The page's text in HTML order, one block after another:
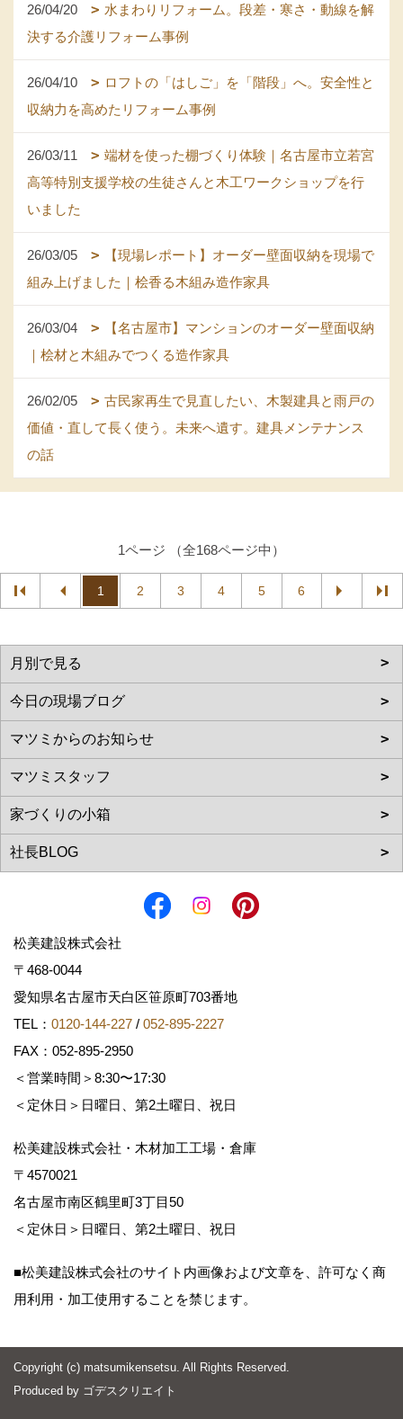
26/04/20
水まわりリフォーム。段差・寒さ・動線を解
決する介護リフォーム事例
26/04/10
ロフトの「はしご」を「階段」へ。安全性と
収納力を高めたリフォーム事例
26/03/11
端材を使った棚づくり体験｜名古屋市立若宮
高等特別支援学校の生徒さんと木工ワークショップを行
いました
26/03/05
【現場レポート】オーダー壁面収納を現場で
組み上げました｜桧香る木組み造作家具
26/03/04
【名古屋市】マンションのオーダー壁面収納
｜桧材と木組みでつくる造作家具
26/02/05
古民家再生で見直したい、木製建具と雨戸の
価値・直して長く使う。未来へ遺す。建具メンテナンス
の話
1ページ （全168ページ中）
1 2 3 4 5 6
松美建設株式会社
〒468-0044
愛知県名古屋市天白区笹原町703番地
TEL： 0120-144-227 / 052-895-2227
FAX：052-895-2950
＜営業時間＞8:30〜17:30
＜定休日＞日曜日、第2土曜日、祝日
松美建設株式会社・木材加工工場・倉庫
〒4570021
名古屋市南区鶴里町3丁目50
＜定休日＞日曜日、第2土曜日、祝日
■松美建設株式会社のサイト内画像および文章を、許可なく商
用利用・加工使用することを禁じます。
Copyright (c) matsumikensetsu. All Rights Reserved.
Produced by ゴデスクリエイト